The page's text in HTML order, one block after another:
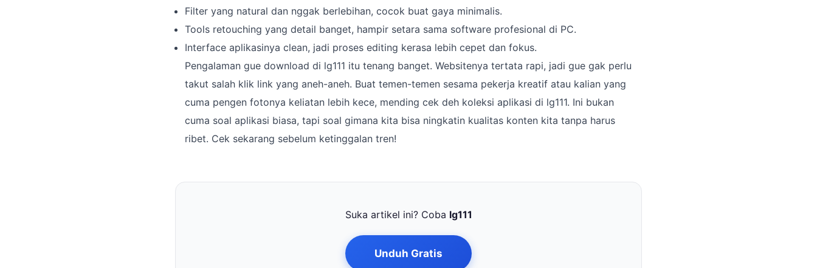
Filter yang natural dan nggak berlebihan, cocok buat gaya minimalis.
Tools retouching yang detail banget, hampir setara sama software profesional di PC.
Interface aplikasinya clean, jadi proses editing kerasa lebih cepet dan fokus.
Pengalaman gue download di lg111 itu tenang banget. Websitenya tertata rapi, jadi gue gak perlu
takut salah klik link yang aneh-aneh. Buat temen-temen sesama pekerja kreatif atau kalian yang
cuma pengen fotonya keliatan lebih kece, mending cek deh koleksi aplikasi di lg111. Ini bukan
cuma soal aplikasi biasa, tapi soal gimana kita bisa ningkatin kualitas konten kita tanpa harus
ribet. Cek sekarang sebelum ketinggalan tren!
Suka artikel ini? Coba lg111
Unduh Gratis